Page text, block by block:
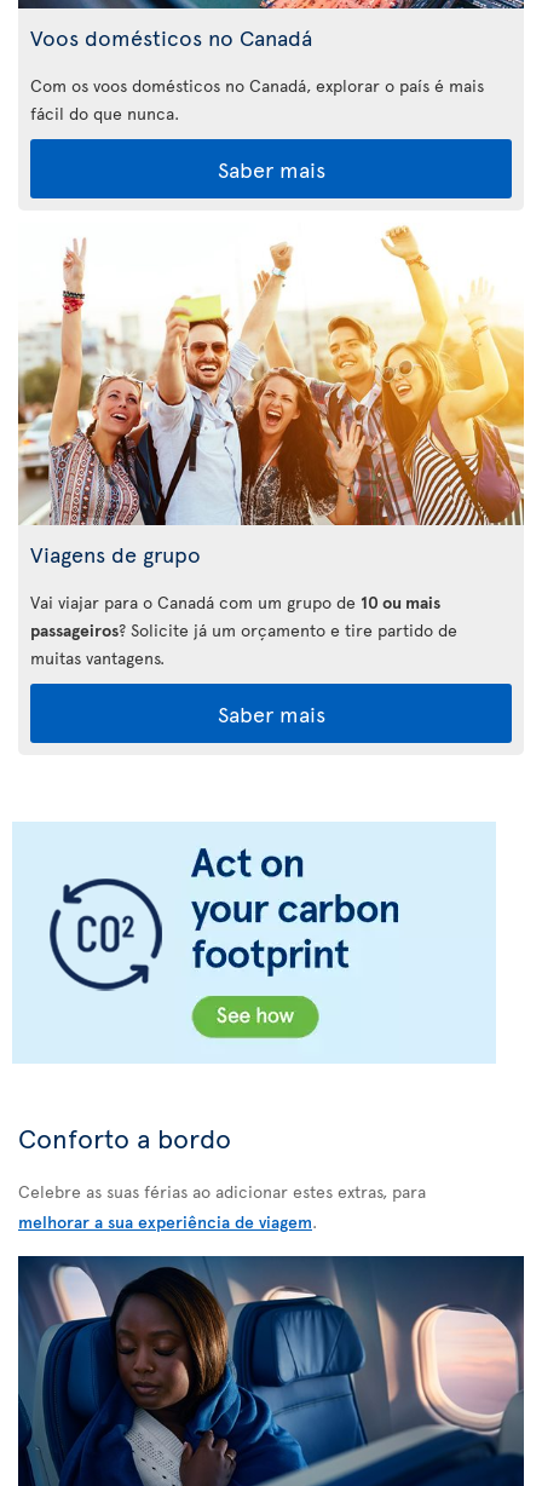
Voos domésticos no Canadá
Com os voos domésticos no Canadá, explorar o país é mais
fácil do que nunca.
Saber mais
Viagens de grupo
Vai viajar para o Canadá com um grupo de 10 ou mais
passageiros? Solicite já um orçamento e tire partido de
muitas vantagens.
Saber mais
Conforto a bordo
Celebre as suas férias ao adicionar estes extras, para
melhorar a sua experiência de viagem.